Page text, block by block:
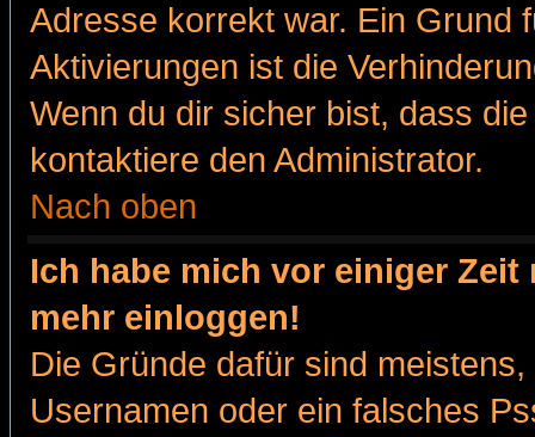
Adresse korrekt war. Ein Grund
Aktivierungen ist die
Wenn du dir sicher bist, dass
kontaktiere den Administrator.
Nach oben
Ich habe mich vor einiger
mehr einloggen!
Die Gründe dafür sind
Usernamen oder ein falsches